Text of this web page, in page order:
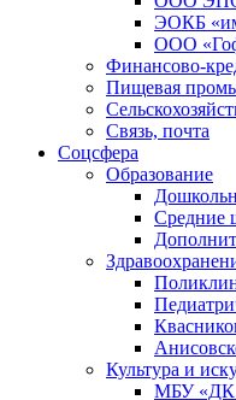
ЭОКБ
ООО
Финансово-
Пищевая
Связь, почта
Соцсфера
Образование
Средние
Культура и
МБУ «ДК